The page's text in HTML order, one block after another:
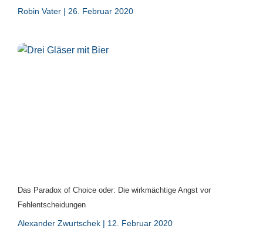
Robin Vater 26. Februar 2020
Das Paradox of Choice oder: Die wirkmächtige Angst vor
Fehlentscheidungen
Alexander Zwurtschek 12. Februar 2020